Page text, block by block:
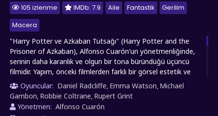
105 izlenme IMDb: 7.9 Aile Fantastik
Gerilim
Macera
"Harry Potter ve Azkaban Tutsağı" (Harry Potter and the
Prisoner of Azkaban), Alfonso Cuarón'un yönetmenliğinde,
serinin daha karanlık ve olgun bir tona büründüğü üçüncü
filmidir. Yapım, önceki filmlerden farklı bir görsel estetik ve
derinlikli anlatımıyla dikkat çeker. Film, Harry Potter ve en
yakın arkadaşları Ron Weasley ile Hermione Granger'ın
Hogwarts'taki üçüncü yıllarına odaklanır. Ancak bu yeni
dönem, tehlikeli bir gelişmeyle gölgelenir: Korkunç suçlar
Oyuncular: Daniel Radcliffe, Emma Watson, Michael
Gambon, Robbie Coltrane, Rupert Grint
Yönetmen: Alfonso Cuarón